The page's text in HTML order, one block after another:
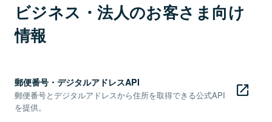
ビジネス・法人のお客さま向け
情報
郵便番号・デジタルアドレスAPI
郵便番号とデジタルアドレスから住所を取得できる公式API
を提供。